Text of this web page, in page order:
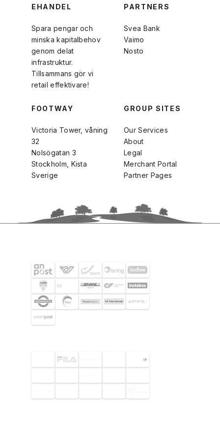
EHANDEL
Spara pengar och
minska kapitalbehov
genom delat
infrastruktur.
Tillsammans gör vi
retail effektivare!
PARTNERS
Svea Bank
Vaimo
Nosto
FOOTWAY
Victoria Tower, våning
32
Nolsögatan 3
Stockholm, Kista
Sverige
GROUP SITES
Our Services
About
Legal
Merchant Portal
Partner Pages